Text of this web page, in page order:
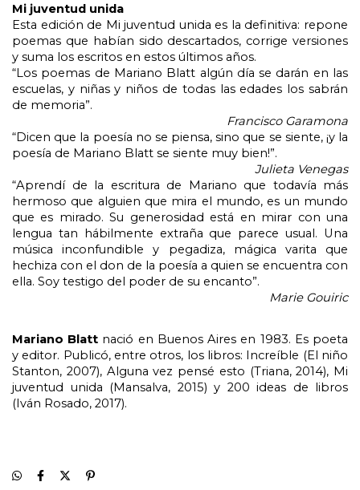
Mi juventud unida
Esta edición de Mi juventud unida es la definitiva: repone
poemas que habían sido descartados, corrige versiones
y suma los escritos en estos últimos años.
“Los poemas de Mariano Blatt algún día se darán en las
escuelas, y niñas y niños de todas las edades los sabrán
de memoria”.
Francisco Garamona
“Dicen que la poesía no se piensa, sino que se siente, ¡y la
poesía de Mariano Blatt se siente muy bien!”.
Julieta Venegas
“Aprendí de la escritura de Mariano que todavía más
hermoso que alguien que mira el mundo, es un mundo
que es mirado. Su generosidad está en mirar con una
lengua tan hábilmente extraña que parece usual. Una
música inconfundible y pegadiza, mágica varita que
hechiza con el don de la poesía a quien se encuentra con
ella. Soy testigo del poder de su encanto”.
Marie Gouiric
Mariano Blatt nació en Buenos Aires en 1983. Es poeta
y editor. Publicó, entre otros, los libros: Increíble (El niño
Stanton, 2007), Alguna vez pensé esto (Triana, 2014), Mi
juventud unida (Mansalva, 2015) y 200 ideas de libros
(Iván Rosado, 2017).